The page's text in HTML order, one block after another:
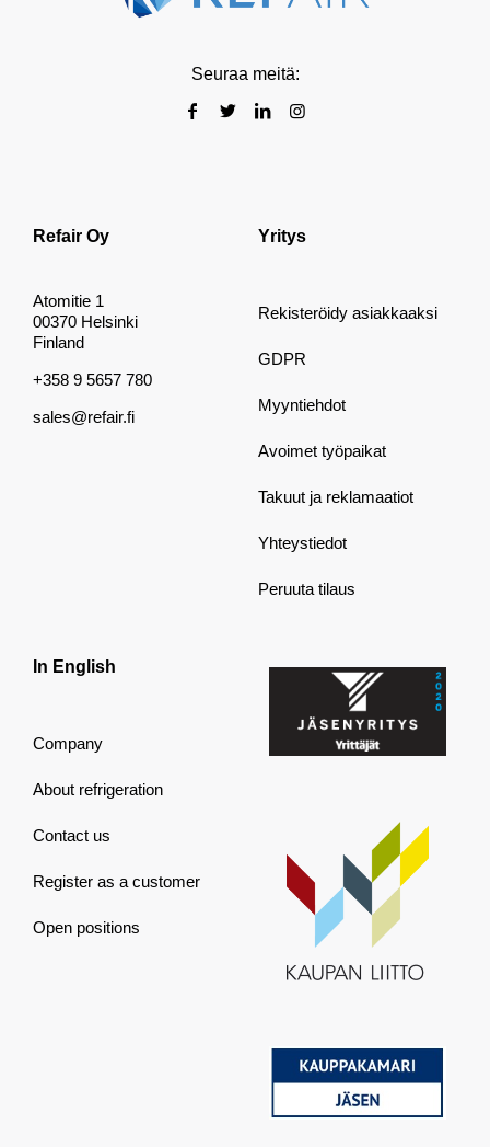
Seuraa meitä:
Refair Oy
Atomitie 1
00370 Helsinki
Finland
+358 9 5657 780
sales@refair.fi
Yritys
Rekisteröidy asiakkaaksi
GDPR
Myyntiehdot
Avoimet työpaikat
Takuut ja reklamaatiot
Yhteystiedot
Peruuta tilaus
In English
Company
About refrigeration
Contact us
Register as a customer
Open positions